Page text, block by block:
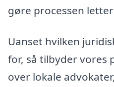
gøre processen
Uanset hvilken
for, så tilbyder vores
over lokale